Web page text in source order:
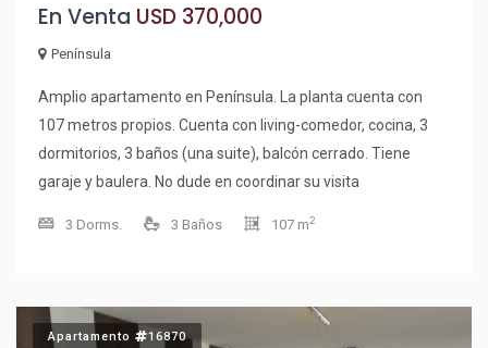
En Venta USD 370,000
Península
Amplio apartamento en Península. La planta cuenta con
107 metros propios. Cuenta con living-comedor, cocina, 3
dormitorios, 3 baños (una suite), balcón cerrado. Tiene
garaje y baulera. No dude en coordinar su visita
3 Dorms. 3 Baños 107 m2
Apartamento 16870